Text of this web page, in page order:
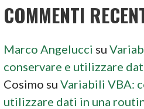
COMMENTI
Marco Angelucci su
conservare e utilizzare
Cosimo suVariabili VBA:
utilizzare dati in una